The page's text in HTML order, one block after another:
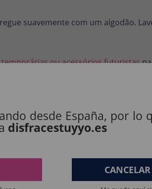
suavemente com um algodão.
ou acessórios futuristas
(várias horas ou um dia).
em uma pequena área primeiro.
desde España, por lo
disfracestuyyo.es
CANCELAR